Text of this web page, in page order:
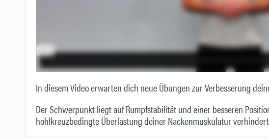
In diesem Video erwarten dich neue Übungen zur Verbesserung
Der Schwerpunkt liegt auf Rumpfstabilität und einer besseren
hohlkreuzbedingte Überlastung deiner Nackenmuskulatur